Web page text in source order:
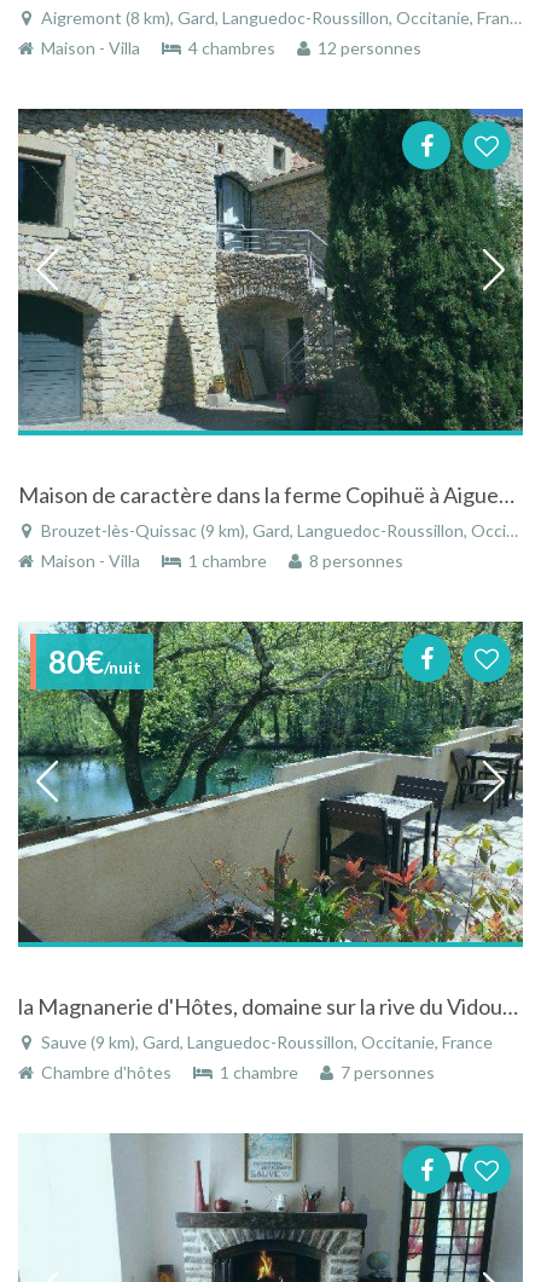
Aigremont (8 km), Gard, Languedoc-Roussillon, Occitanie, France
Maison - Villa
4 chambres 12 personnes
Maison de caractère dans la ferme Copihuë à Aiguebelle situé entre mer et Cévennes
Brouzet-lès-Quissac (9 km), Gard, Languedoc-Roussillon, Occitanie, France
Maison - Villa
1 chambre 8 personnes
80€/nuit
la Magnanerie d'Hôtes, domaine sur la rive du Vidourle à SAUVE en Cévennes.
Sauve (9 km), Gard, Languedoc-Roussillon, Occitanie, France
Chambre d'hôtes
1 chambre 7 personnes